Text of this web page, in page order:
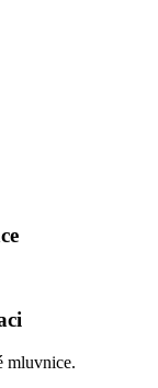
mluvnice.